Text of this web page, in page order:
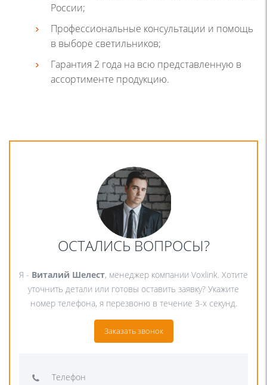
России;
Профессиональные консультации и помощь
в выборе светильников;
Гарантия 2 года на всю представленную в
ассортименте продукцию.
ОСТАЛИСЬ ВОПРОСЫ?
Я - Виталий Шелест, менеджер компании Voxlink. Хотите
уточнить детали или готовы оставить заявку? Укажите
номер телефона, я перезвоню в течение 3-х секунд.
Заказать звонок